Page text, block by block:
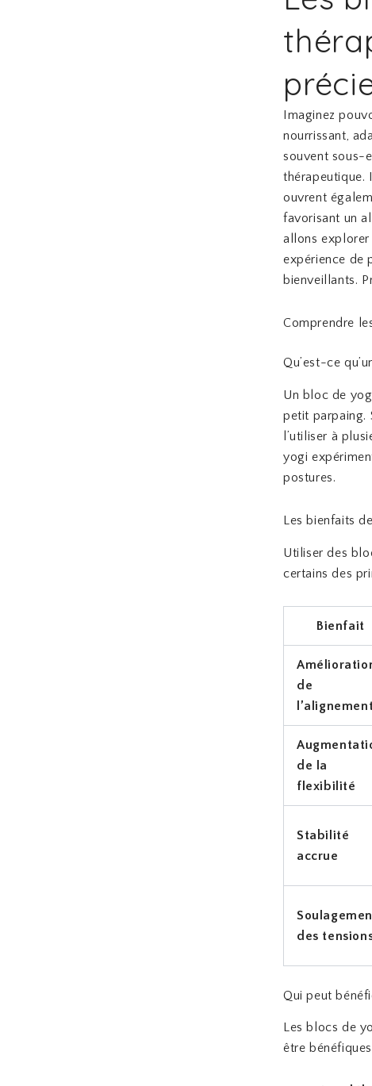
Imaginez
nourrissant,
souvent sous-
thérapeutique.
ouvrent
favorisant un
allons
expérience de
bienveillants.
Comprendre
Qu’est-ce
Un bloc de
petit parpaing.
l’utiliser à
yogi
postures.
Les bienfaits
Utiliser des
certains des
Bienfait
de
de la
flexibilité
Stabilité
accrue
des
Qui peut
Les blocs de
être